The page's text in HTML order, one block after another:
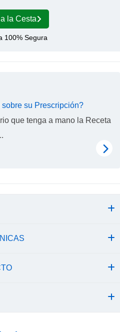
la Cesta
100% Segura
su Prescripción?
que tenga a mano la Receta